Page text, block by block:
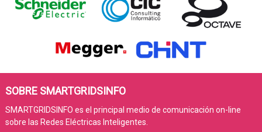
SOBRE SMARTGRIDSINFO
SMARTGRIDSINFO es el principal medio de comunicación on-line
sobre las Redes Eléctricas Inteligentes.